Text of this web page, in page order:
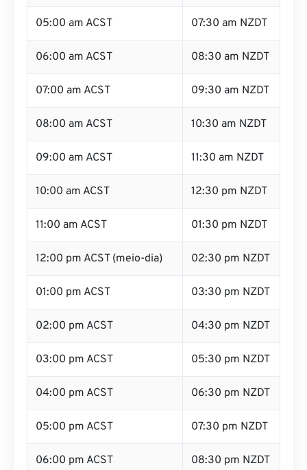
05:00 am ACST 07:30 am NZDT
06:00 am ACST 08:30 am NZDT
07:00 am ACST 09:30 am NZDT
08:00 am ACST 10:30 am NZDT
09:00 am ACST 11:30 am NZDT
10:00 am ACST 12:30 pm NZDT
11:00 am ACST 01:30 pm NZDT
12:00 pm ACST (meio-dia) 02:30 pm NZDT
01:00 pm ACST 03:30 pm NZDT
02:00 pm ACST 04:30 pm NZDT
03:00 pm ACST 05:30 pm NZDT
04:00 pm ACST 06:30 pm NZDT
05:00 pm ACST 07:30 pm NZDT
06:00 pm ACST 08:30 pm NZDT